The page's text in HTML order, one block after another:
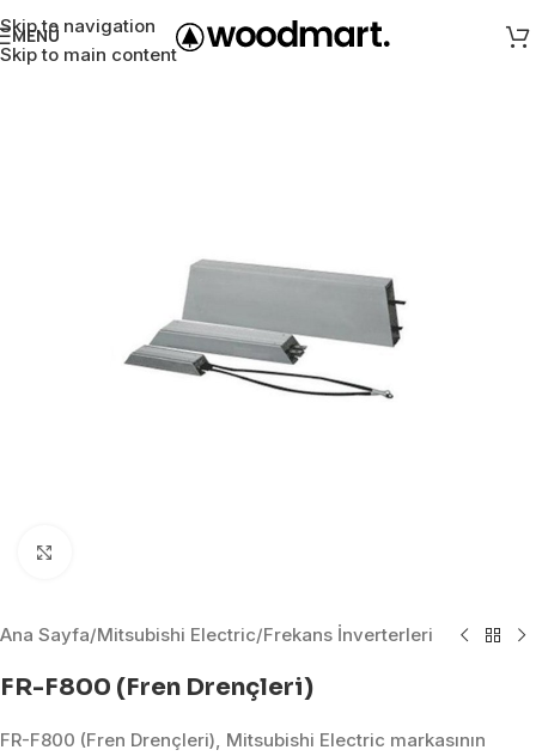
Skip to navigation
Skip to main content
MENÜ
Ana Sayfa/Mitsubishi Electric/Frekans İnverterleri
FR-F800 (Fren Drençleri)
FR-F800 (Fren Drençleri), Mitsubishi Electric markasının